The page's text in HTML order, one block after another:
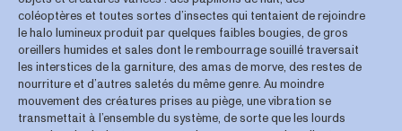
coléoptères et toutes sortes d’insectes qui tentaient de rejoindre
le halo lumineux produit par quelques faibles bougies, de gros
oreillers humides et sales dont le rembourrage souillé traversait
les interstices de la garniture, des amas de morve, des restes de
nourriture et d’autres saletés du même genre. Au moindre
mouvement des créatures prises au piège, une vibration se
transmettait à l’ensemble du système, de sorte que les lourds